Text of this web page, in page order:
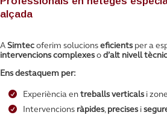
alçada
ASimtecoferim solucionseficientsper a
intervencions complexesod’alt nivell tècnic
Ens destaquem per:
Experiència entreballs verticalsi
Intervencions ràpides,precisesi